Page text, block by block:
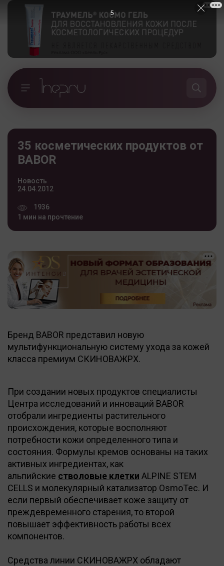
35 косметических продуктов от
BABOR
Новость
24.04.2012
1936
1 мин на прочтение
Бренд BABOR представил новую
мультифункциональную систему ухода за кожей
класса премиум СКИНОВАЖPX.
При создании новых продуктов специалисты
Центра исследований и инноваций BABOR
отобрали ингредиенты растительного
происхождения, которые восполняют
потребности кожи определенного типа и
состояния. Формулы кремов основаны на таких
активных ингредиентах, как
альпийские стволовые клетки ALPINE STEM
CELLS и молекулярный катализатор OsmoTec. И
если первый обеспечивает коже защиту от
преждевременного старения, то второй
повышает эффективность работы всех
компонентов.
Средства линии СКИНОВАЖPX обладают
5